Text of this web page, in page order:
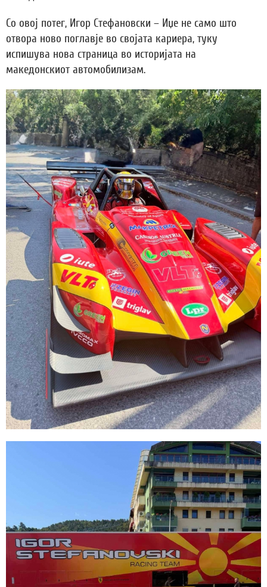
Со овој потег, Игор Стефановски – Иџе не само што
отвора ново поглавје во својата кариера, туку
испишува нова страница во историјата на
македонскиот автомобилизам.